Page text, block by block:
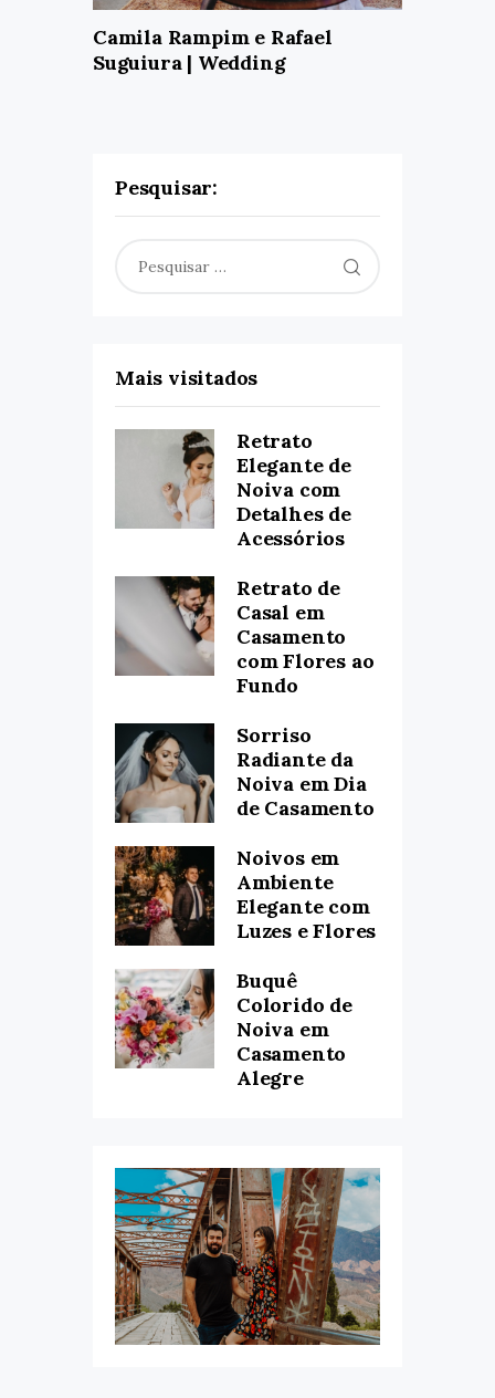
Camila Rampim e Rafael
Suguiura | Wedding
Pesquisar:
por:
Mais visitados
Retrato
Elegante de
Noiva com
Detalhes de
Acessórios
Retrato de
Casal em
Casamento
com Flores ao
Fundo
Sorriso
Radiante da
Noiva em Dia
de Casamento
Noivos em
Ambiente
Elegante com
Luzes e Flores
Buquê
Colorido de
Noiva em
Casamento
Alegre